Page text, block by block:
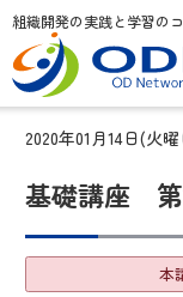
組織開発の実践と学習の
2020年01月14日(火
基礎講座 第
本